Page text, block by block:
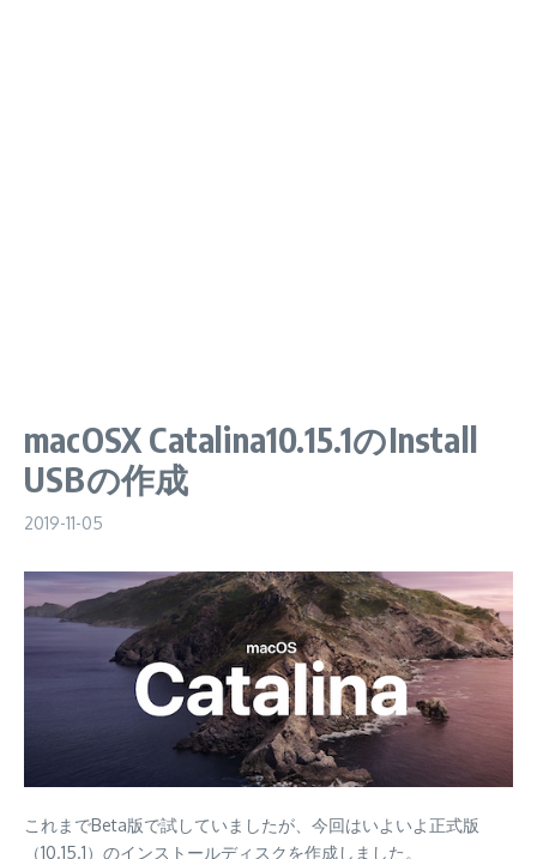
macOSX Catalina10.15.1のInstall
USBの作成
2019-11-05
これまでBeta版で試していましたが、今回はいよいよ正式版
（10.15.1）のインストールディスクを作成しました。